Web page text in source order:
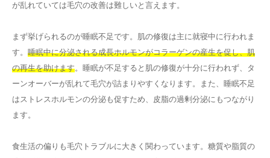
が乱れていては毛穴の改善は難しいと言えます。
まず挙げられるのが睡眠不足です。肌の修復は主に就寝中に行われま
す。 睡眠中に分泌される成長ホルモンがコラーゲンの産生を促し、肌
の再生を助けます。睡眠が不足すると肌の修復が十分に行われず、タ
ーンオーバーが乱れて毛穴が詰まりやすくなります。また、睡眠不足
はストレスホルモンの分泌も促すため、皮脂の過剰分泌にもつながり
ます。
食生活の偏りも毛穴トラブルに大きく関わっています。糖質や脂質の